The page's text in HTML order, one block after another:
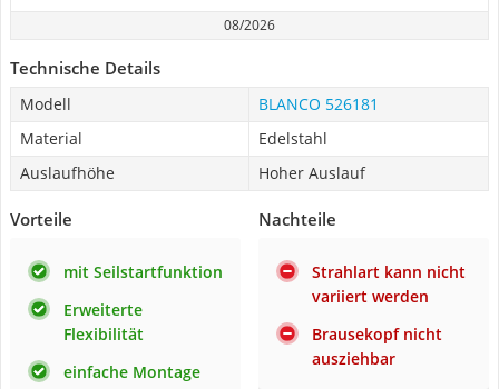
08/2026
Technische Details
Modell
BLANCO 526181
Material
Edelstahl
Auslaufhöhe
Hoher Auslauf
Vorteile
mit Seilstartfunktion
Erweiterte
Flexibilität
einfache Montage
Nachteile
Strahlart kann nicht
variiert werden
Brausekopf nicht
ausziehbar